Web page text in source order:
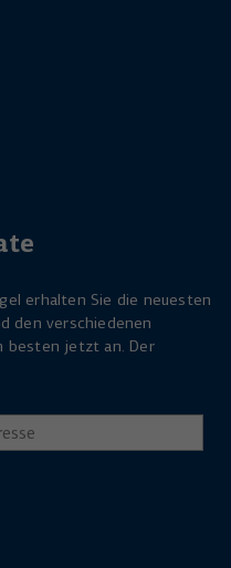
erhalten Sie die neuesten
den verschiedenen
besten jetzt an. Der